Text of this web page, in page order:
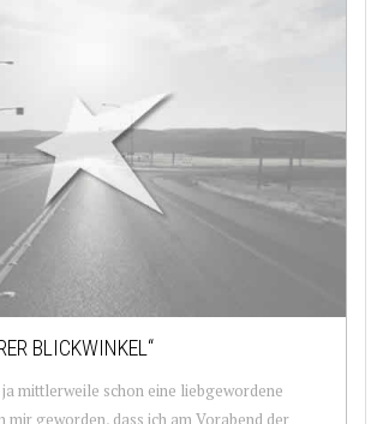
BLICKWINKEL“
mittlerweile schon eine liebgewordene
mir geworden, dass ich am Vorabend der